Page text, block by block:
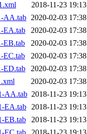
2018-11-23 19:13
AA.tab 2020-02-03 17:38
EA.tab
2020-02-03 17:38
EB.tab
2020-02-03 17:38
EC.tab
2020-02-03 17:38
ED.tab
2020-02-03 17:38
2020-02-03 17:38
AA.tab 2018-11-23 19:13
EA.tab 2018-11-23 19:13
EB.tab
2018-11-23 19:13